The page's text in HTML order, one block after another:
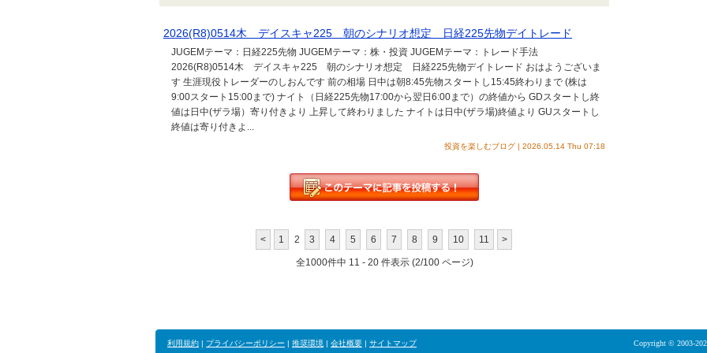
2026(R8)0514木 デイスキャ225 朝のシナリオ想定 日経225先物デイトレード
JUGEMテーマ：日経225先物 JUGEMテーマ：株・投資 JUGEMテーマ：トレード手法
2026(R8)0514木 デイスキャ225 朝のシナリオ想定 日経225先物デイトレード おはようございま
す 生涯現役トレーダーのしおんです 前の相場 日中は朝8:45先物スタートし15:45終わりまで (株は
9:00スタート15:00まで) ナイト（日経225先物17:00から翌日6:00まで）の終値から GDスタートし終
値は日中(ザラ場）寄り付きより 上昇して終わりました ナイトは日中(ザラ場)終値より GUスタートし
終値は寄り付きよ...
投資を楽しむブログ | 2026.05.14 Thu 07:18
< 1 2 3 4 5 6 7 8 9 10 11 >
全1000件中 11 - 20 件表示 (2/100 ページ)
利用規約 | プライバシーポリシー | 推奨環境 | 会社概要 | サイトマップ Copyright © 2003-